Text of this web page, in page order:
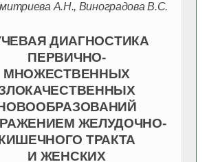
А.Н., Виноградова В.С.
ДИАГНОСТИКА
ПЕРВИЧНО-
МНОЖЕСТВЕННЫХ
ЖЕЛУДОЧНО-
ТРАКТА
И ЖЕНСКИХ